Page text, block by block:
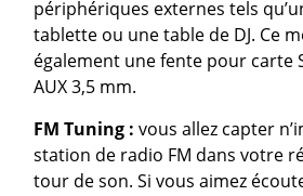
périphériques externes tels
tablette ou une table de DJ. Ce
également une fente pour carte
AUX 3,5 mm.
FM Tuning : vous allez capter
station de radio FM dans votre
tour de son. Si vous aimez